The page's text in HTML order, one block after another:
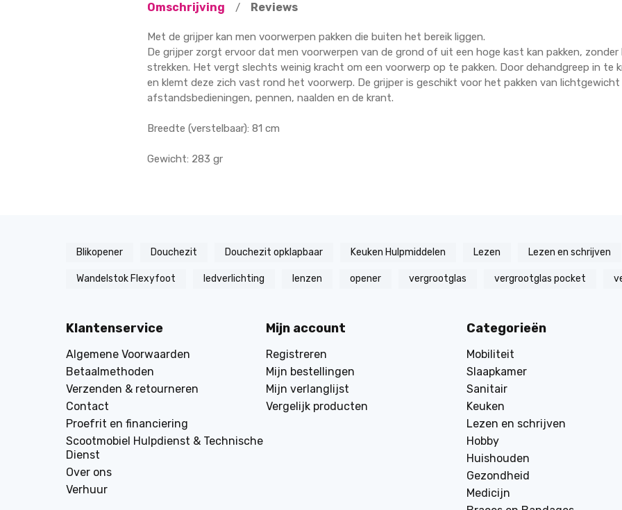
Omschrijving / Reviews
Met de grijper kan men voorwerpen pakken die buiten het bereik liggen.
De grijper zorgt ervoor dat men voorwerpen van de grond of uit een hoge kast kan pakken,
strekken. Het vergt slechts weinig kracht om een voorwerp op te pakken. Door dehandgreep in te
en klemt deze zich vast rond het voorwerp. De grijper is geschikt voor het pakken van
afstandsbedieningen, pennen, naalden en de krant.
Breedte (verstelbaar): 81 cm
Gewicht: 283 gr
Blikopener Douchezit Douchezit opklapbaar Keuken Hulpmiddelen Lezen Lezen en schrijven
Wandelstok Flexyfoot ledverlichting lenzen opener vergrootglas vergrootglas pocket
Klantenservice
Algemene Voorwaarden
Betaalmethoden
Verzenden & retourneren
Contact
Proefrit en financiering
Scootmobiel Hulpdienst & Technische
Dienst
Over ons
Verhuur
Mijn account
Registreren
Mijn bestellingen
Mijn verlanglijst
Vergelijk producten
Categorieën
Mobiliteit
Slaapkamer
Sanitair
Keuken
Lezen en schrijven
Hobby
Huishouden
Gezondheid
Medicijn